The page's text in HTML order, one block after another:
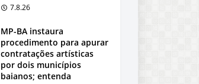
7.8.26
MP-BA instaura
procedimento para apurar
contratações artísticas
por dois municípios
baianos; entenda